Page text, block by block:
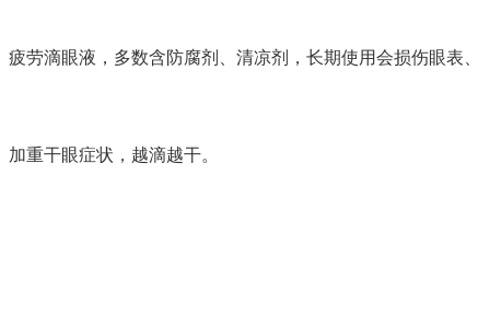
疲劳滴眼液，多数含防腐剂、清凉剂，长期使用会损伤眼表、
加重干眼症状，越滴越干。